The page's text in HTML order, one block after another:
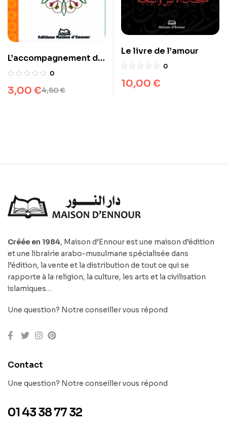
L’accompagnement du
malade
0
4,50€
3,00 €
Le livre de l’amour
0
10,00 €
Créée en 1984, Maison d’Ennour est une maison d’édition
et une librairie arabo-musulmane spécialisée dans
l’édition, la vente et la distribution de tout ce qui se
rapporte à la religion, la culture, les arts et la civilisation
islamiques…
Une question? Notre conseiller vous répond
Contact
Une question? Notre conseiller vous répond
01 43 38 77 32